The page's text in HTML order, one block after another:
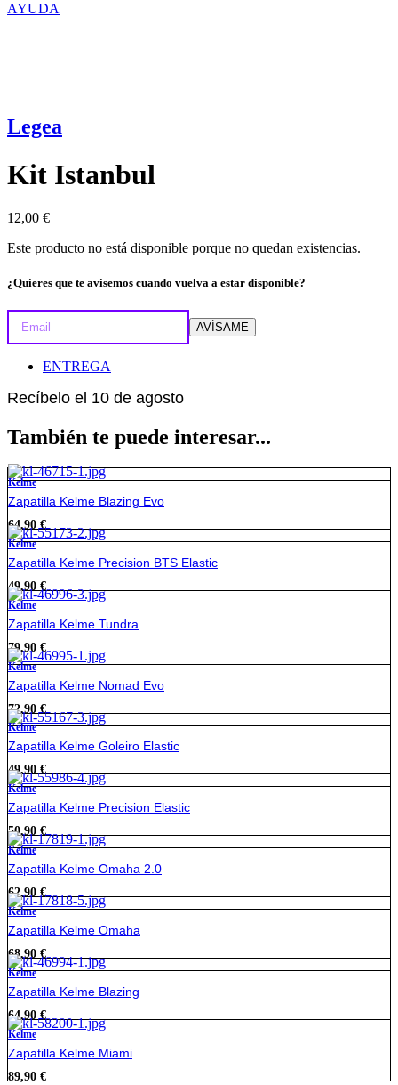
AYUDA
Legea
Kit Istanbul
12,00 €
Este producto no está disponible porque no quedan existencias.
¿Quieres que te avisemos cuando vuelva a estar disponible?
AVÍSAME
ENTREGA
Recíbelo el 10 de agosto
También te puede interesar...
Kelme
Zapatilla Kelme Blazing Evo
64,90 €
Kelme
Zapatilla Kelme Precision BTS Elastic
49,90 €
Kelme
Zapatilla Kelme Tundra
79,90 €
Kelme
Zapatilla Kelme Nomad Evo
72,90 €
Kelme
Zapatilla Kelme Goleiro Elastic
49,90€
Kelme
Zapatilla Kelme Precision Elastic
50,90 €
Kelme
Zapatilla Kelme Omaha 2.0
62,90 €
Kelme
Zapatilla Kelme Omaha
68,90 €
Kelme
Zapatilla Kelme Blazing
64,90 €
Kelme
Zapatilla Kelme Miami
89,90 €